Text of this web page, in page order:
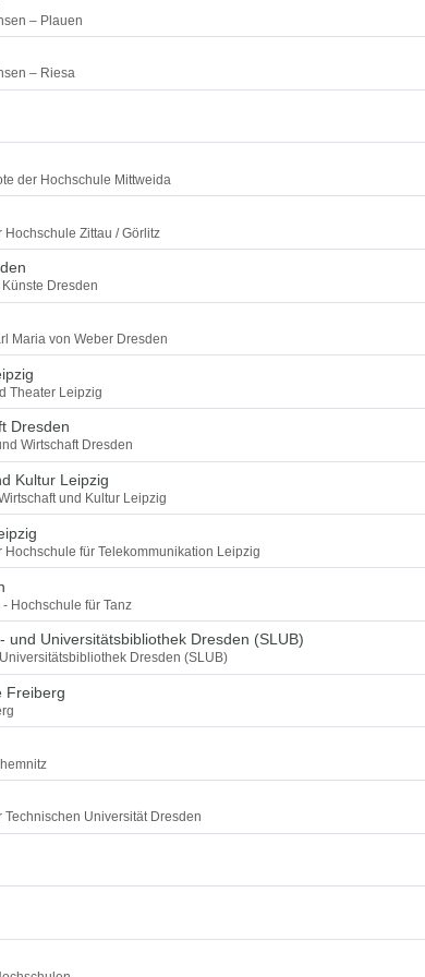
– Plauen
– Riesa
der Hochschule Mittweida
Hochschule Zittau / Görlitz
Dresden
Maria von Weber Dresden
Theater Leipzig
Dresden
Wirtschaft Dresden
Kultur Leipzig
und Kultur Leipzig
für Telekommunikation Leipzig
Hochschule für Tanz
und Universitätsbibliothek Dresden (SLUB)
Dresden (SLUB)
Freiberg
Universität Dresden